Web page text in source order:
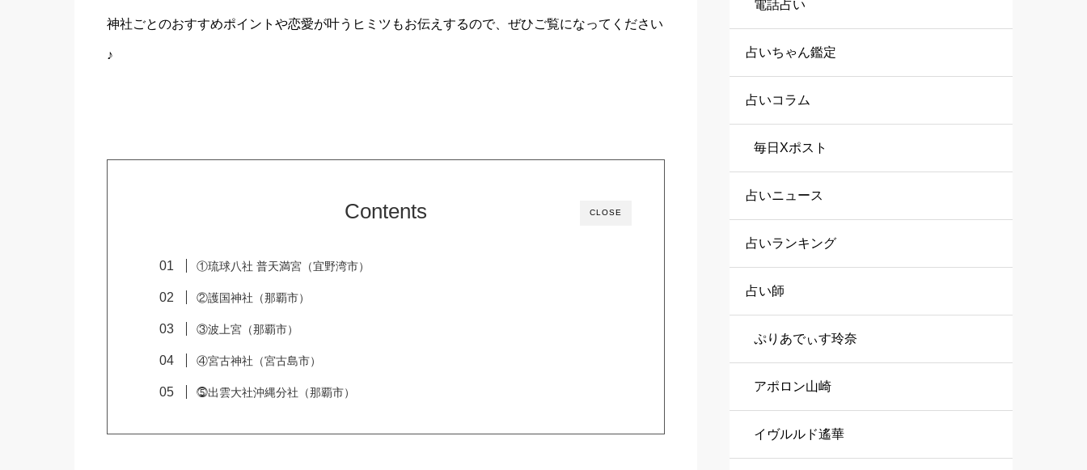
神社ごとのおすすめポイントや恋愛が叶うヒミツもお伝えするので、ぜひご覧になってください
♪
CLOSE
Contents
①琉球八社 普天満宮（宜野湾市）
②護国神社（那覇市）
③波上宮（那覇市）
④宮古神社（宮古島市）
⓹出雲大社沖縄分社（那覇市）
電話占い
占いちゃん鑑定
占いコラム
毎日Xポスト
占いニュース
占いランキング
占い師
ぷりあでぃす玲奈
アポロン山崎
イヴルルド遙華